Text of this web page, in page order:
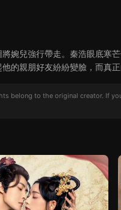
婉兒強行帶走。秦浩眼底寒
親朋好友紛紛變臉，而真
belong to the original creator. If